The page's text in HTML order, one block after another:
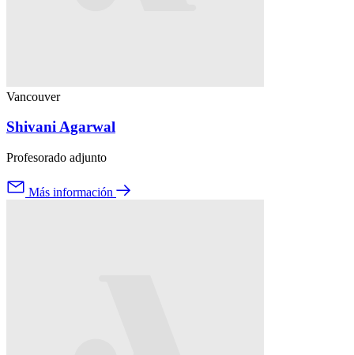
Vancouver
Shivani Agarwal
Profesorado adjunto
Más información